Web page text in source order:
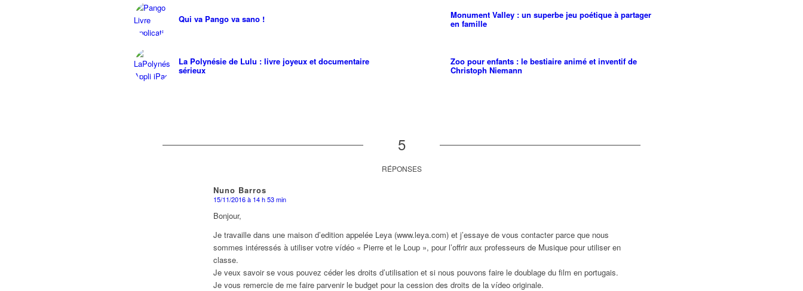
Qui va Pango va sano ! Monument Valley : un superbe jeu poétique à partager
en famille
La Polynésie de Lulu : livre joyeux et documentaire
sérieux
Zoo pour enfants : le bestiaire animé et inventif de
Christoph Niemann
5
RÉPONSES
Nuno Barros
dit
15/11/2016 à 14 h 53 min
Bonjour,
Je travaille dans une maison d’edition appelée Leya (www.leya.com) et j’essaye de vous contacter parce que nous
sommes intéressés à utiliser votre vídéo « Pierre et le Loup », pour l’offrir aux professeurs de Musique pour utiliser en
classe.
Je veux savoir se vous pouvez céder les droits d’utilisation et si nous pouvons faire le doublage du film en portugais.
Je vous remercie de me faire parvenir le budget pour la cession des droits de la vídeo originale.